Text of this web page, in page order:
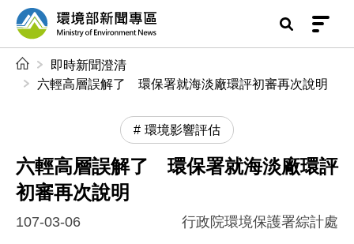
前往中央內容區塊
環境部新聞專區
即時新聞澄清
六輕高層誤解了 環保署就海淡廠環評初審再次說明
環境影響評估
六輕高層誤解了 環保署就海淡廠環評
初審再次說明
107-03-06 行政院環境保護署綜計處